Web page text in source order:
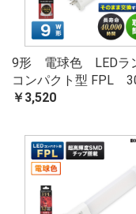
9形 電球色 LEDラ
コンパクト型 FPL
￥3,520